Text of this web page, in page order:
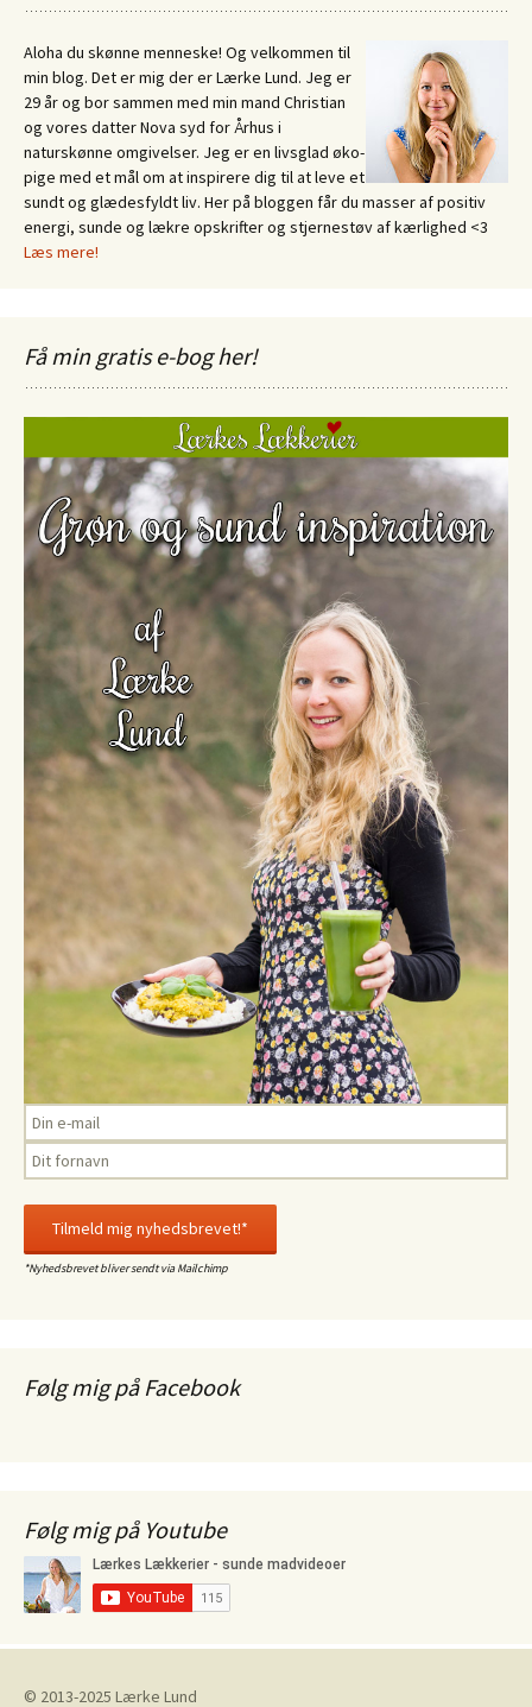
Aloha du skønne menneske! Og velkommen til
min blog. Det er mig der er Lærke Lund. Jeg er
29 år og bor sammen med min mand Christian
og vores datter Nova syd for Århus i
naturskønne omgivelser. Jeg er en livsglad øko-
pige med et mål om at inspirere dig til at leve et
sundt og glædesfyldt liv. Her på bloggen får du masser af positiv
energi, sunde og lækre opskrifter og stjernestøv af kærlighed <3
Læs mere!
Få min gratis e-bog her!
*Nyhedsbrevet bliver sendt via Mailchimp
Følg mig på Facebook
Følg mig på Youtube
© 2013-2025 Lærke Lund